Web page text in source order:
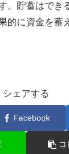
。貯蓄はでき
的に資金を蓄
シェアする
Facebook
コ